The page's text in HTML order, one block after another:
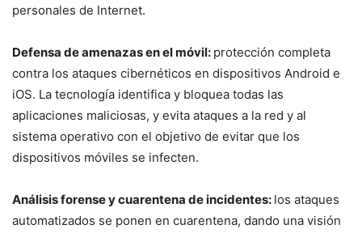
personales de Internet.
Defensa de amenazas en el móvil: protección completa
contra los ataques cibernéticos en dispositivos Android e
iOS. La tecnología identifica y bloquea todas las
aplicaciones maliciosas, y evita ataques a la red y al
sistema operativo con el objetivo de evitar que los
dispositivos móviles se infecten.
Análisis forense y cuarentena de incidentes: los ataques
automatizados se ponen en cuarentena, dando una visión